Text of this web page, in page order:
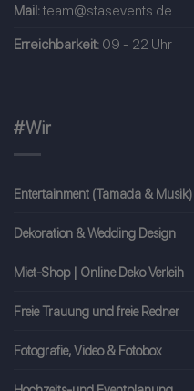
Mail:team@stasevents.de
Erreichbarkeit: 09 - 22 Uhr
#Wir
Entertainment (Tamada & Musik)
Dekoration & Wedding Design
Miet-Shop | Online Deko Verleih
Freie Trauung und freie Redner
Fotografie, Video & Fotobox